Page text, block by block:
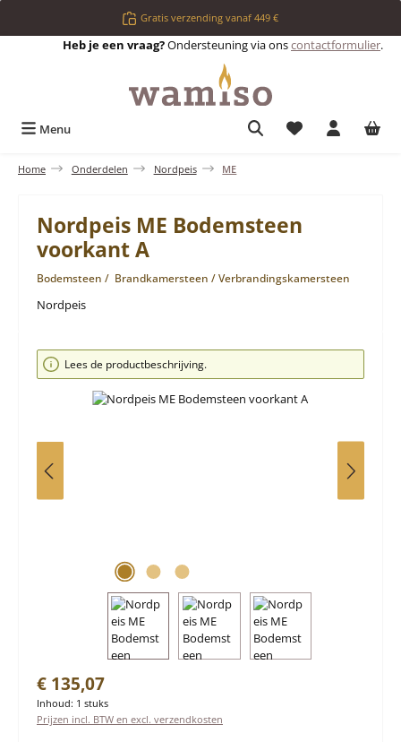
Ga naar de hoofdinhoudGratis verzending vanaf 449 €
Heb je een vraag?Ondersteuning via onscontactformulier.
Menu Je hebt 0 items
Home Onderdelen Nordpeis ME
Nordpeis ME Bodemsteen
voorkant A
Bodemsteen / Brandkamersteen / Verbrandingskamersteen
Nordpeis
Afbeeldingengalerij overslaan
Lees de productbeschrijving.
Normale prijs:
€ 135,07
Inhoud: 1 stuks
Prijzen incl. BTW en excl. verzendkosten